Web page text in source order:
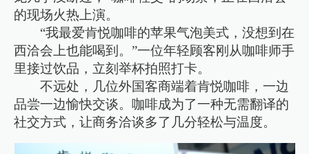
的现场火热上演。
“我最爱肯悦咖啡的苹果气泡美式，没想到在
西洽会上也能喝到。”一位年轻顾客刚从咖啡师手
里接过饮品，立刻举杯拍照打卡。
不远处，几位外国客商端着肯悦咖啡，一边
品尝一边愉快交谈。咖啡成为了一种无需翻译的
社交方式，让商务洽谈多了几分轻松与温度。